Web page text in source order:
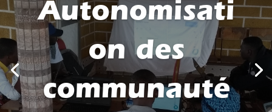
Autonomisati
on des
communauté